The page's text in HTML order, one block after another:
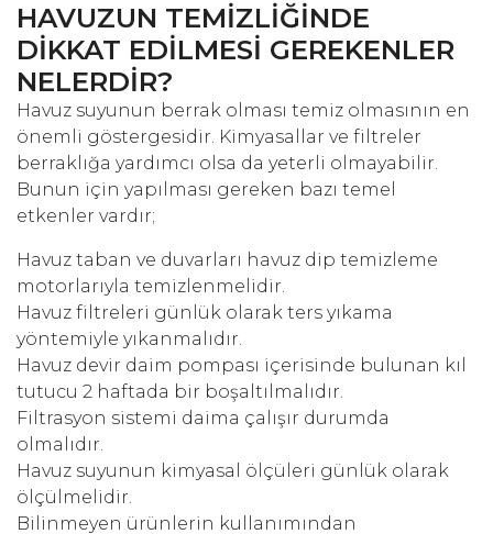
HAVUZUN TEMİZLİĞİNDE
DİKKAT EDİLMESİ GEREKENLER
NELERDİR?
Havuz suyunun berrak olması temiz olmasının en
önemli göstergesidir. Kimyasallar ve filtreler
berraklığa yardımcı olsa da yeterli olmayabilir.
Bunun için yapılması gereken bazı temel
etkenler vardır;
Havuz taban ve duvarları havuz dip temizleme
motorlarıyla temizlenmelidir.
Havuz filtreleri günlük olarak ters yıkama
yöntemiyle yıkanmalıdır.
Havuz devir daim pompası içerisinde bulunan kıl
tutucu 2 haftada bir boşaltılmalıdır.
Filtrasyon sistemi daima çalışır durumda
olmalıdır.
Havuz suyunun kimyasal ölçüleri günlük olarak
ölçülmelidir.
Bilinmeyen ürünlerin kullanımından